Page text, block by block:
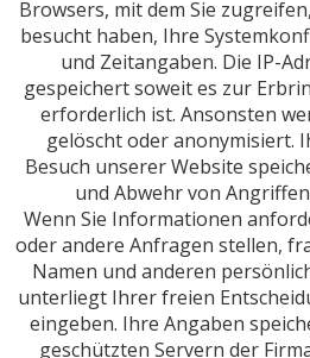
Browsers, mit dem Sie
besucht haben, Ihre
und Zeitangaben. Die IP-
gespeichert soweit es zur
erforderlich ist. Ansonsten
gelöscht oder anonymisiert.
Besuch unserer Website
und Abwehr von
Wenn Sie Informationen
oder andere Anfragen stellen,
Namen und anderen
unterliegt Ihrer freien
eingeben. Ihre Angaben
geschützten Servern der